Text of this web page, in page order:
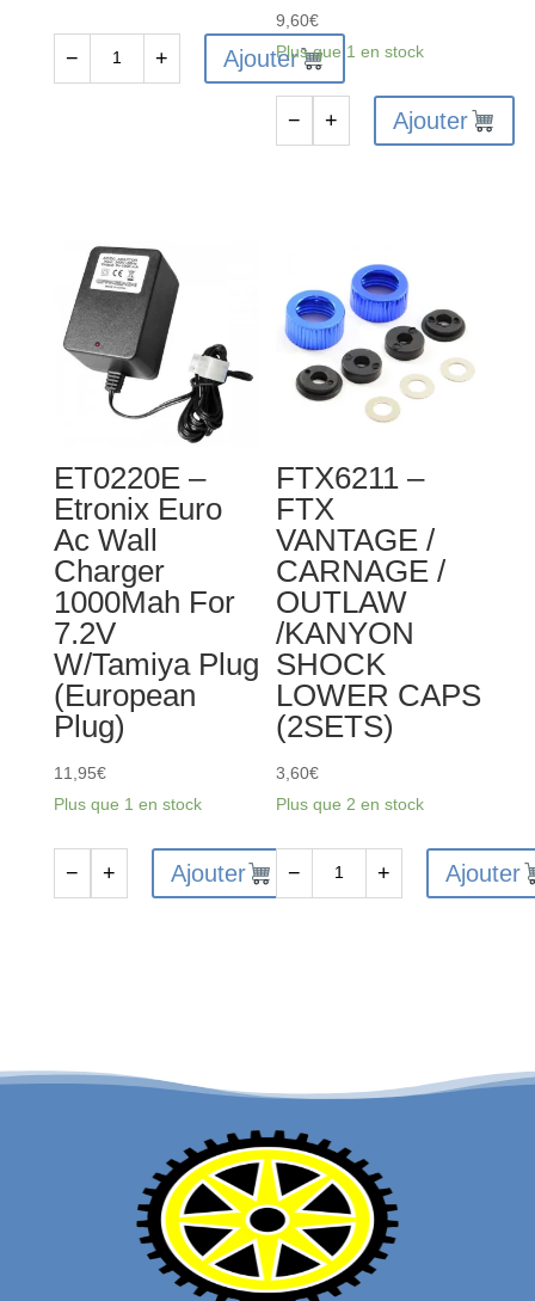
SHAFT&PISTON
2SETS
− + Ajouter
9,60€
Plus que 1 en stock
VANTAGE
CARNAGE
BANZAI
/
KANYON
DIFF
DRIVE
SPUR
GEARS
− + Ajouter
ET0220E –
Etronix Euro
Ac Wall
Charger
1000Mah For
7.2V
W/Tamiya Plug
(European
Plug)
11,95€
Plus que 1 en stock
Ac
− + Ajouter
FTX6211 –
FTX
VANTAGE /
CARNAGE /
OUTLAW
/KANYON
SHOCK
LOWER CAPS
(2SETS)
3,60€
Plus que 2 en stock
CARNAGE
/
OUTLAW
/KANYON
SHOCK
LOWER
CAPS
− + Ajouter